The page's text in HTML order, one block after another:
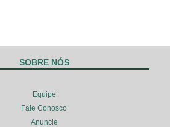
SOBRE NÓS
Equipe
Fale Conosco
Anuncie